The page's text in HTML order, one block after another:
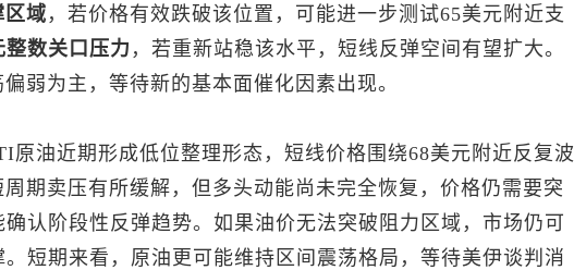
区域，若价格有效跌破该位置，可能进一步测试65美元附近支
整数关口压力 ，若重新站稳该水平，短线反弹空间有望扩大。
弱为主，等待新的基本面催化因素出现。
原油近期形成低位整理形态，短线价格围绕68美元附近反复波
期卖压有所缓解，但多头动能尚未完全恢复，价格仍需要突
认阶段性反弹趋势。如果油价无法突破阻力区域，市场仍可
短期来看，原油更可能维持区间震荡格局，等待美伊谈判消